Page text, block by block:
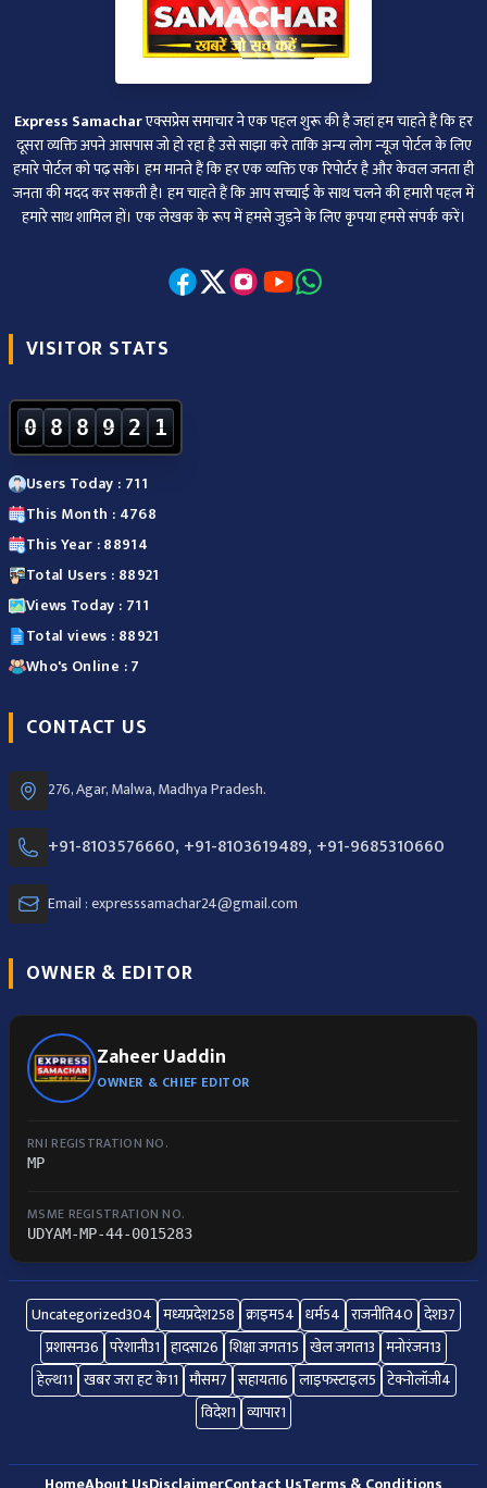
Express Samacharएक्सप्रेस समाचार ने एक पहल शुरू की है जहां हम चाहते हैं कि हर
दूसरा व्‍यक्ति अपने आसपास जो हो रहा है उसे साझा करे ताकि अन्‍य लोग न्‍यूज पोर्टल के लिए
हमारे पोर्टल को पढ़ सकें। हम मानते हैं कि हर एक व्यक्ति एक रिपोर्टर है और केवल जनता ही
जनता की मदद कर सकती है। हम चाहते हैं कि आप सच्चाई के साथ चलने की हमारी पहल में
हमारे साथ शामिल हों। एक लेखक के रूप में हमसे जुड़ने के लिए कृपया हमसे संपर्क करें।
VISITOR STATS
0 8 8 9 2 1
Users Today : 711
This Month : 4768
This Year : 88914
Total Users : 88921
Views Today : 711
Total views : 88921
Who's Online : 7
CONTACT US
276, Agar, Malwa, Madhya Pradesh.
+91-8103576660, +91-8103619489, +91-9685310660
Email : expresssamachar24@gmail.com
OWNER & EDITOR
Zaheer Uaddin
OWNER & CHIEF EDITOR
RNI REGISTRATION NO.
MP
MSME REGISTRATION NO.
UDYAM-MP-44-0015283
Uncategorized304 मध्यप्रदेश258 क्राइम54 धर्म54 राजनीति40 देश37
प्रशासन36 परेशानी31 हादसा26 शिक्षा जगत15 खेल जगत13 मनोरंजन13
हेल्थ11 खबर जरा हट के11 मौसम7 सहायता6 लाइफस्टाइल5 टेक्नोलॉजी4
विदेश1 व्यापार1